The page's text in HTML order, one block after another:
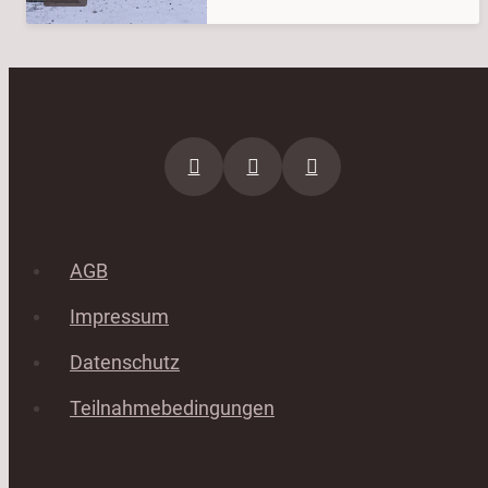
AGB
Impressum
Datenschutz
Teilnahmebedingungen